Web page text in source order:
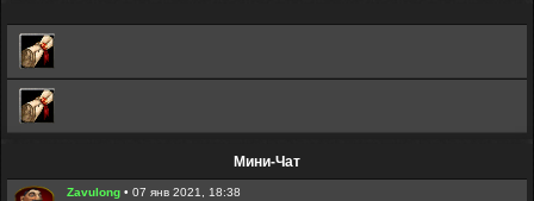
Мини-Чат
Zavulong • 07 янв 2021, 18:38